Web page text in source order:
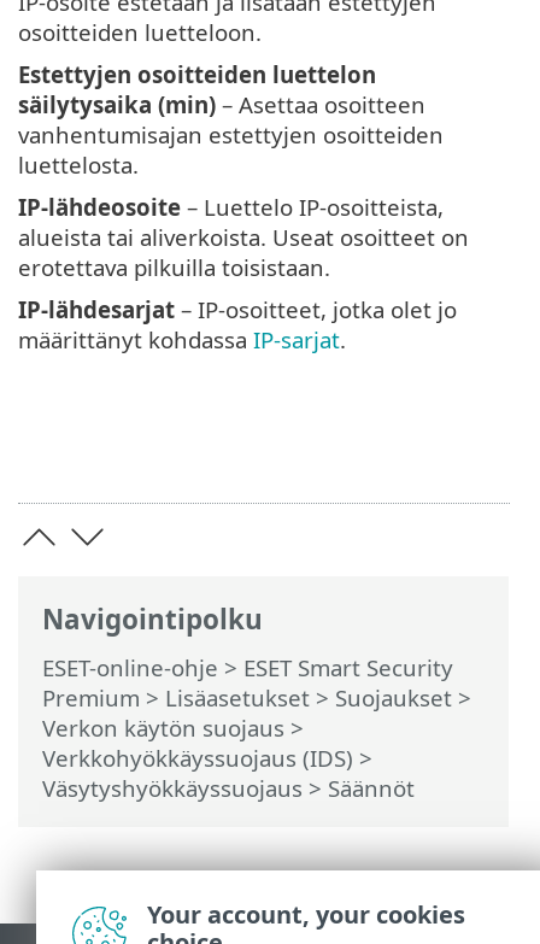
Navigointipolku
ESET-online-ohje > ESET Smart Security
Premium > Lisäasetukset > Suojaukset >
Verkon käytön suojaus >
Verkkohyökkäyssuojaus (IDS) >
Väsytyshyökkäyssuojaus > Säännöt
osoitteiden luetteloon.
Estettyjen osoitteiden luettelon
säilytysaika (min) – Asettaa osoitteen
vanhentumisajan estettyjen osoitteiden
luettelosta.
IP-lähdeosoite – Luettelo IP-osoitteista,
alueista tai aliverkoista. Useat osoitteet on
erotettava pilkuilla toisistaan.
IP-lähdesarjat – IP-osoitteet, jotka olet jo
määrittänyt kohdassa IP-sarjat.
Your account, your cookies